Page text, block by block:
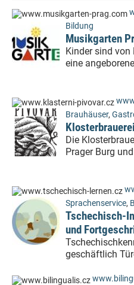
Bildung
Musikgarten
Kinder sind
eine
Brauhäuser,
Die
Prager Burg
Sprachenservice,
Tschechisch-
und
geschäftlich